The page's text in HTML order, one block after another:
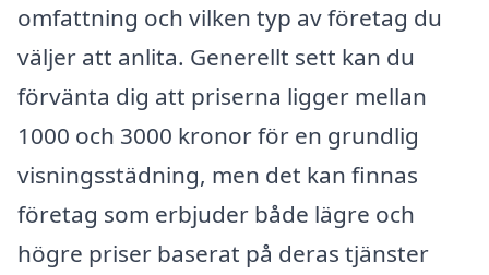
omfattning och vilken typ av företag du
väljer att anlita. Generellt sett kan du
förvänta dig att priserna ligger mellan
1000 och 3000 kronor för en grundlig
visningsstädning, men det kan finnas
företag som erbjuder både lägre och
högre priser baserat på deras tjänster